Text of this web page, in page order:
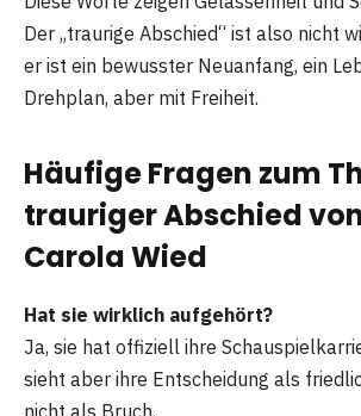
Der „traurige Abschied“ ist also nicht
er ist ein bewusster Neuanfang, ein
Drehplan, aber mit Freiheit.
Häufige Fragen zum
trauriger Abschied
Carola Wied
Hat sie wirklich aufgehört?
Ja, sie hat offiziell ihre
sieht aber ihre Entscheidung als
nicht als Bruch.